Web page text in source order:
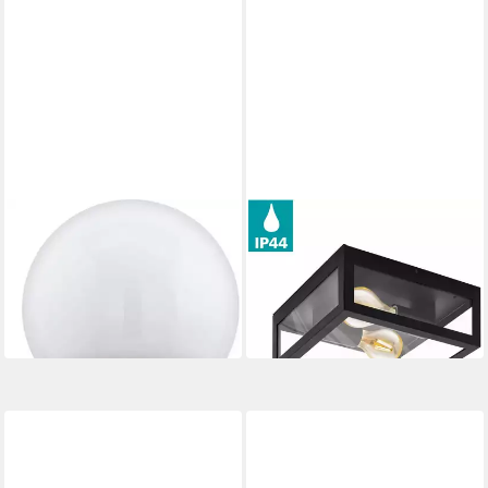
Deckenleuchte NISIA-Z
74,55 €
-32%
EGLO
Außen-Deckenleuchte
ALAMONTE 1
ab 51,11 € UVP92,90 €
-45%
in 3-4 Werktagen bei dir